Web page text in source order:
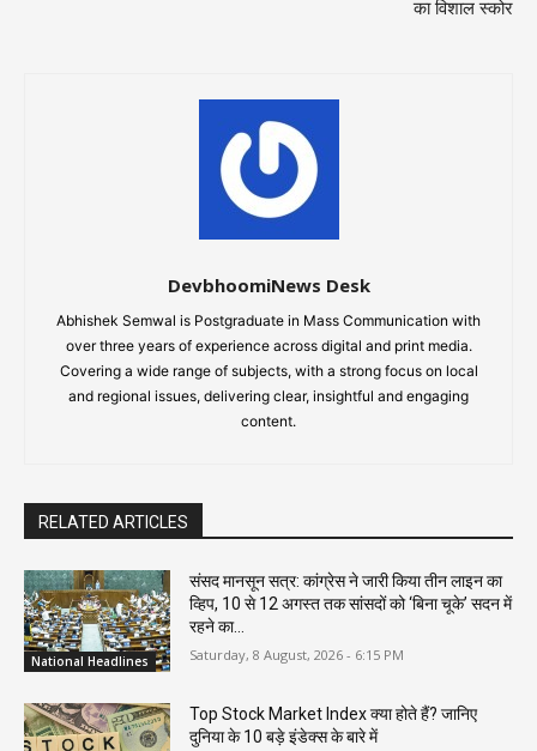
का विशाल स्कोर
DevbhoomiNews Desk
Abhishek Semwal is Postgraduate in Mass Communication with
over three years of experience across digital and print media.
Covering a wide range of subjects, with a strong focus on local
and regional issues, delivering clear, insightful and engaging
content.
RELATED ARTICLES
National Headlines
संसद मानसून सत्र: कांग्रेस ने जारी किया तीन लाइन का
व्हिप, 10 से 12 अगस्त तक सांसदों को ‘बिना चूके’ सदन में
रहने का...
Saturday, 8 August, 2026 - 6:15 PM
Top Stock Market Index क्या होते हैं? जानिए
दुनिया के 10 बड़े इंडेक्स के बारे में